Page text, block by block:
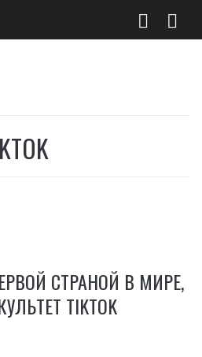
СТРАНОЙ В МИРЕ,
TIKTOK